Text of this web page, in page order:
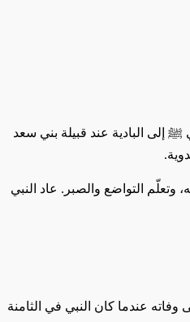
إلى البادية عند قبيلة بني سعد
التواضع والصبر. عاد النبي
عندما كان النبي في الثامنة